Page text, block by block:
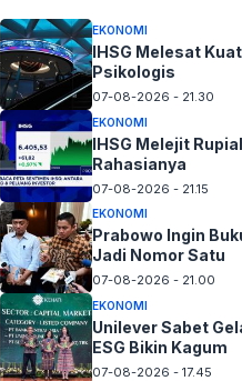
EKONOMI
IHSG Melesat
Psikologis
07-08-2026 - 21.30
EKONOMI
IHSG Melejit
Rahasianya
07-08-2026 - 21.15
EKONOMI
Prabowo Ingin
Jadi Nomor Satu
07-08-2026 - 21.00
EKONOMI
Unilever Sabet
ESG Bikin Kagum
07-08-2026 - 17.45